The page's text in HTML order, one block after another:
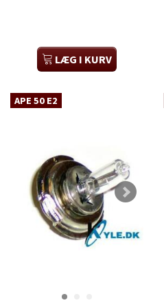
LÆG I KURV
APE 50 E2